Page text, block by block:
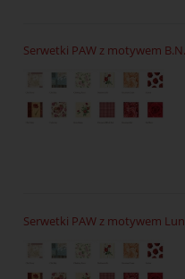
Serwetki PAW z motywem
Serwetki PAW z motywem